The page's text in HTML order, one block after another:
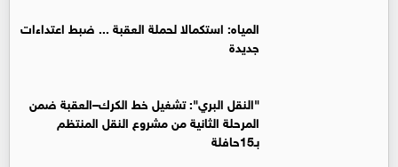
المياه: استكمالا لحملة العقبة ... ضبط اعتداءات
جديدة
"النقل البري": تشغيل خط الكرك–العقبة ضمن
المرحلة الثانية من مشروع النقل المنتظم
بـ15حافلة